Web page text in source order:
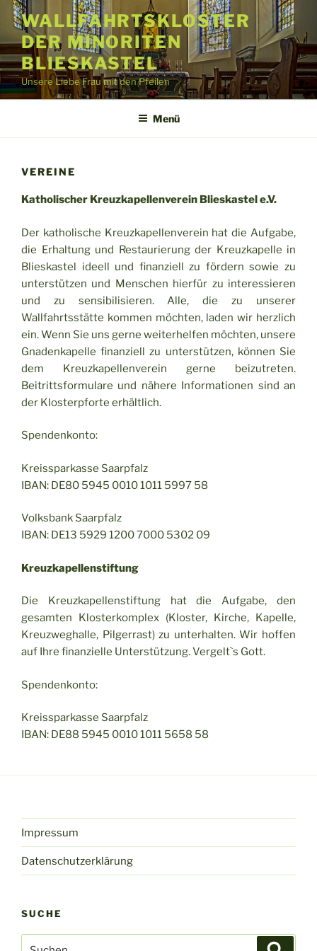
Zum
Inhalt
springen
WALLFAHRTSKLOSTER
DER MINORITEN
BLIESKASTEL
Unsere Liebe Frau mit den Pfeilen
Menü
VEREINE
Katholischer Kreuzkapellenverein Blieskastel e.V.
Der katholische Kreuzkapellenverein hat die Aufgabe,
die Erhaltung und Restaurierung der Kreuzkapelle in
Blieskastel ideell und finanziell zu fördern sowie zu
unterstützen und Menschen hierfür zu interessieren
und zu sensibilisieren. Alle, die zu unserer
Wallfahrtsstätte kommen möchten, laden wir herzlich
ein. Wenn Sie uns gerne weiterhelfen möchten, unsere
Gnadenkapelle finanziell zu unterstützen, können Sie
dem Kreuzkapellenverein gerne beizutreten.
Beitrittsformulare und nähere Informationen sind an
der Klosterpforte erhältlich.
Spendenkonto:
Kreissparkasse Saarpfalz
IBAN: DE80 5945 0010 1011 5997 58
Volksbank Saarpfalz
IBAN: DE13 5929 1200 7000 5302 09
Kreuzkapellenstiftung
Die Kreuzkapellenstiftung hat die Aufgabe, den
gesamten Klosterkomplex (Kloster, Kirche, Kapelle,
Kreuzweghalle, Pilgerrast) zu unterhalten. Wir hoffen
auf Ihre finanzielle Unterstützung. Vergelt`s Gott.
Spendenkonto:
Kreissparkasse Saarpfalz
IBAN: DE88 5945 0010 1011 5658 58
Impressum
Datenschutzerklärung
SUCHE